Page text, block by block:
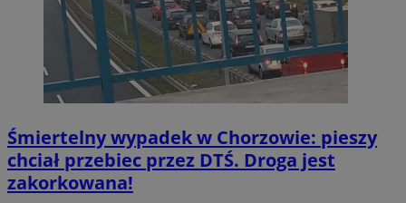
Śmiertelny wypadek w Chorzowie: pieszy
chciał przebiec przez DTŚ. Droga jest
zakorkowana!